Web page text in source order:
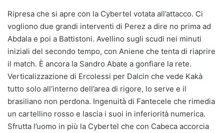
Ripresa che si apre con la Cybertel votata all’attacco. Ci
vogliono due grandi interventi di Perez a dire no prima ad
Abdala e poi a Battistoni. Avellino sugli scudi nei minuti
iniziali del secondo tempo, con Aniene che tenta di riaprire
il match. È ancora la Sandro Abate a gonfiare la rete.
Verticalizzazione di Ercolessi per Dalcin che vede Kakà
tutto solo all’interno dell’area di rigore, lo serve e il
brasiliano non perdona. Ingenuità di Fantecele che rimedia
un cartellino rosso e lascia i suoi in inferiorità numerica.
Sfrutta l’uomo in più la Cybertel che con Cabeca accorcia